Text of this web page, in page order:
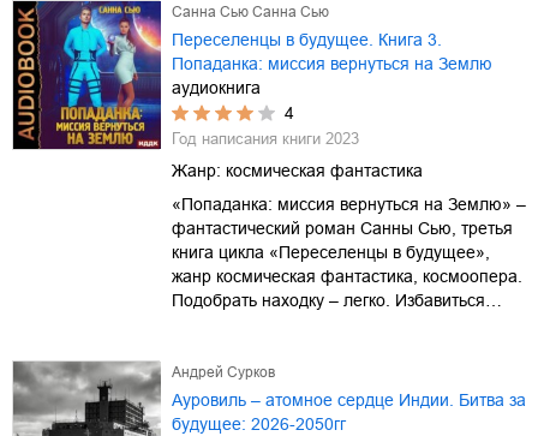
Санна Сью Санна Сью
Переселенцы в будущее. Книга 3.
Попаданка: миссия вернуться на Землю
аудиокнига
4
Год написания книги 2023
Жанр: космическая фантастика
«Попаданка: миссия вернуться на Землю» –
фантастический роман Санны Сью, третья
книга цикла «Переселенцы в будущее»,
жанр космическая фантастика, космоопера.
Подобрать находку – легко. Избавиться…
Андрей Сурков
Ауровиль – атомное сердце Индии. Битва за
будущее: 2026-2050гг